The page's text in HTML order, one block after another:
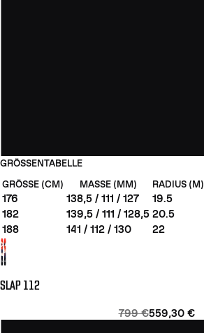
GRÖSSENTABELLE
GRÖSSE (CM)
MASSE (MM) RADIUS (M)
176 138,5 / 111 / 127 19.5
182
139,5 / 111 / 128,5 20.5
188
141 / 112 / 130 22
SLAP 112
799 €559,30 €